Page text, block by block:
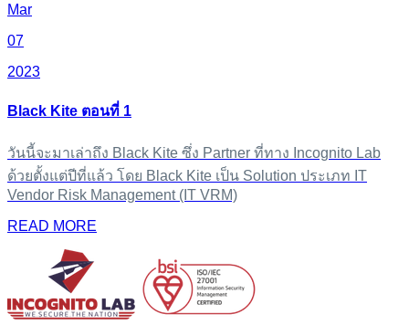
Mar
07
2023
Black Kite ตอนที่ 1
วันนี้จะมาเล่าถึง Black Kite ซึ่ง Partner ที่ทาง Incognito Lab
ด้วยตั้งแต่ปีที่แล้ว โดย Black Kite เป็น Solution ประเภท IT
Vendor Risk Management (IT VRM)
READ MORE